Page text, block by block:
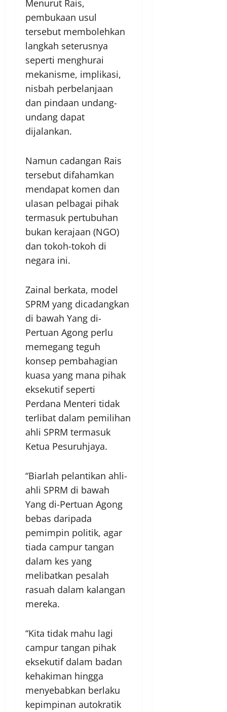
Menurut Rais,
pembukaan usul
tersebut membolehkan
langkah seterusnya
seperti menghurai
mekanisme, implikasi,
nisbah perbelanjaan
dan pindaan undang-
undang dapat
dijalankan.
Namun cadangan Rais
tersebut difahamkan
mendapat komen dan
ulasan pelbagai pihak
termasuk pertubuhan
bukan kerajaan (NGO)
dan tokoh-tokoh di
negara ini.
Zainal berkata, model
SPRM yang dicadangkan
di bawah Yang di-
Pertuan Agong perlu
memegang teguh
konsep pembahagian
kuasa yang mana pihak
eksekutif seperti
Perdana Menteri tidak
terlibat dalam pemilihan
ahli SPRM termasuk
Ketua Pesuruhjaya.
“Biarlah pelantikan ahli-
ahli SPRM di bawah
Yang di-Pertuan Agong
bebas daripada
pemimpin politik, agar
tiada campur tangan
dalam kes yang
melibatkan pesalah
rasuah dalam kalangan
mereka.
“Kita tidak mahu lagi
campur tangan pihak
eksekutif dalam badan
kehakiman hingga
menyebabkan berlaku
kepimpinan autokratik